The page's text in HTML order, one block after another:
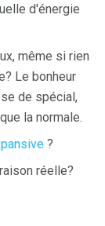
d'énergie
même si rien
Le bonheur
de spécial,
la normale.
?
réelle?